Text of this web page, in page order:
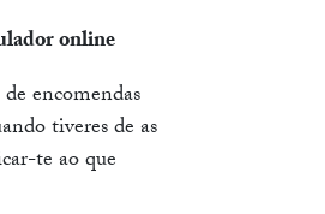
online
encomendas
tiveres de as
te ao que